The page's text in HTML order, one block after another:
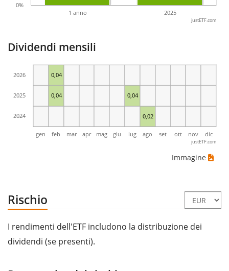
1 anno 2025
0%
justETF.com
Dividendi mensili
0,02
0,04 0,04
0,04
gen feb mar apr mag giu lug ago set ott nov dic
2024
2025
2026
justETF.com
Immagine
Rischio
I rendimenti dell'ETF includono la distribuzione dei
dividendi (se presenti).